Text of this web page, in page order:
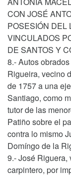
CON JOSÉ
POSESIÓN DEL
VINCULADOS
DE SANTOS Y
8.- Autos
Rigueira, vecino
de 1757 a una
Santiago, como
tutor de las
Patiño sobre el
contra lo mismo
Domíngo de la
9.- José Riguera,
carpintero, por